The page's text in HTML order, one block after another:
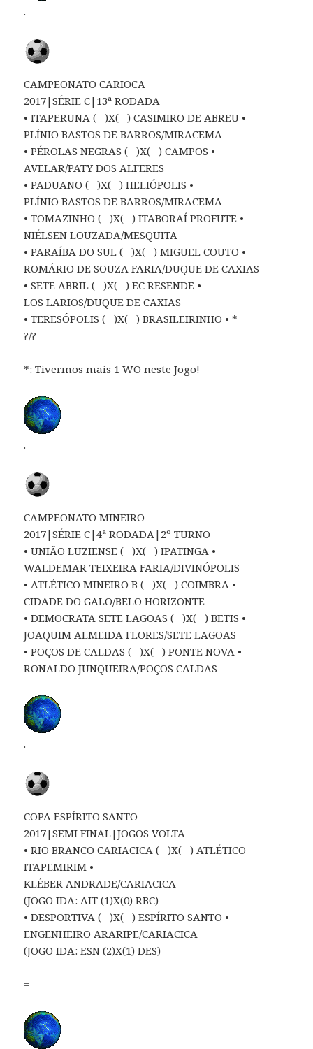
.
CAMPEONATO CARIOCA
2017|SÉRIE C|13ª RODADA
• ITAPERUNA ( )X( ) CASIMIRO DE ABREU •
PLÍNIO BASTOS DE BARROS/MIRACEMA
• PÉROLAS NEGRAS ( )X( ) CAMPOS •
AVELAR/PATY DOS ALFERES
• PADUANO ( )X( ) HELIÓPOLIS •
PLÍNIO BASTOS DE BARROS/MIRACEMA
• TOMAZINHO ( )X( ) ITABORAÍ PROFUTE •
NIÉLSEN LOUZADA/MESQUITA
• PARAÍBA DO SUL ( )X( ) MIGUEL COUTO •
ROMÁRIO DE SOUZA FARIA/DUQUE DE CAXIAS
• SETE ABRIL ( )X( ) EC RESENDE •
LOS LARIOS/DUQUE DE CAXIAS
• TERESÓPOLIS ( )X( ) BRASILEIRINHO • *
?/?
*: Tivermos mais 1 WO neste Jogo!
.
CAMPEONATO MINEIRO
2017|SÉRIE C|4ª RODADA|2º TURNO
• UNIÃO LUZIENSE ( )X( ) IPATINGA •
WALDEMAR TEIXEIRA FARIA/DIVINÓPOLIS
• ATLÉTICO MINEIRO B ( )X( ) COIMBRA •
CIDADE DO GALO/BELO HORIZONTE
• DEMOCRATA SETE LAGOAS ( )X( ) BETIS •
JOAQUIM ALMEIDA FLORES/SETE LAGOAS
• POÇOS DE CALDAS ( )X( ) PONTE NOVA •
RONALDO JUNQUEIRA/POÇOS CALDAS
.
COPA ESPÍRITO SANTO
2017|SEMI FINAL|JOGOS VOLTA
• RIO BRANCO CARIACICA ( )X( ) ATLÉTICO
ITAPEMIRIM •
KLÉBER ANDRADE/CARIACICA
(JOGO IDA: AIT (1)X(0) RBC)
• DESPORTIVA ( )X( ) ESPÍRITO SANTO •
ENGENHEIRO ARARIPE/CARIACICA
(JOGO IDA: ESN (2)X(1) DES)
=